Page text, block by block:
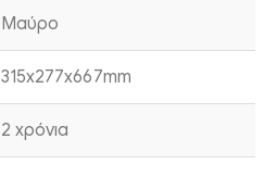
Μαύρο
315x277x667mm
2 χρόνια